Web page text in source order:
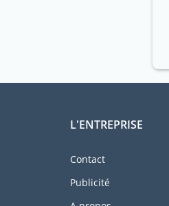
L'ENTREPRISE
Contact
Publicité